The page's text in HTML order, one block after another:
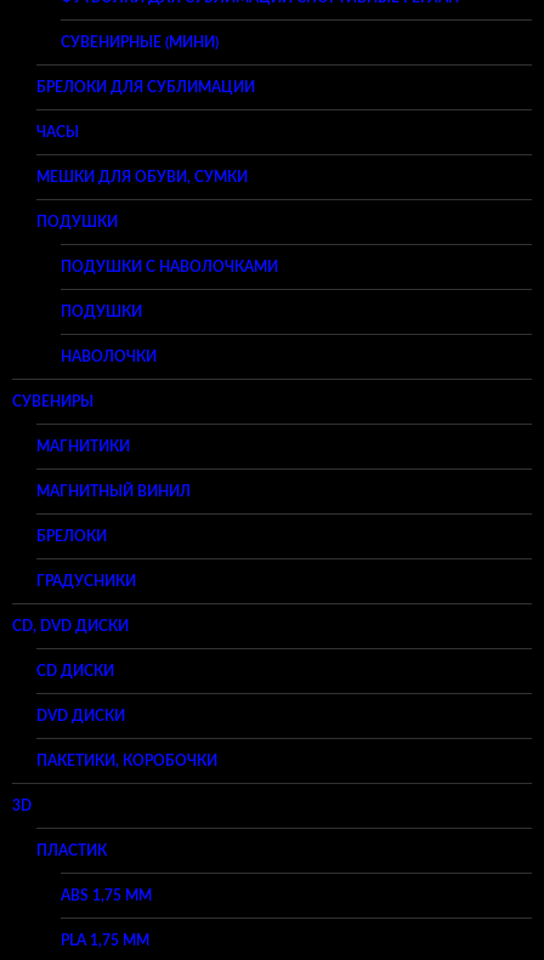
СУВЕНИРНЫЕ (МИНИ)
БРЕЛОКИ ДЛЯ СУБЛИМАЦИИ
ЧАСЫ
МЕШКИ ДЛЯ ОБУВИ, СУМКИ
ПОДУШКИ
ПОДУШКИ С НАВОЛОЧКАМИ
ПОДУШКИ
НАВОЛОЧКИ
СУВЕНИРЫ
МАГНИТИКИ
МАГНИТНЫЙ ВИНИЛ
БРЕЛОКИ
ГРАДУСНИКИ
CD, DVD ДИСКИ
CD ДИСКИ
DVD ДИСКИ
ПАКЕТИКИ, КОРОБОЧКИ
3D
ПЛАСТИК
ABS 1,75 ММ
PLA 1,75 ММ